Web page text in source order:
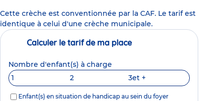
Cette crèche est conventionnée par la CAF. Le tarif est
identique à celui d'une crèche municipale.
Calculer le tarif de ma place
Nombre d'enfant(s) à charge
1
2 3et +
Enfant(s) en situation de handicap au sein du foyer